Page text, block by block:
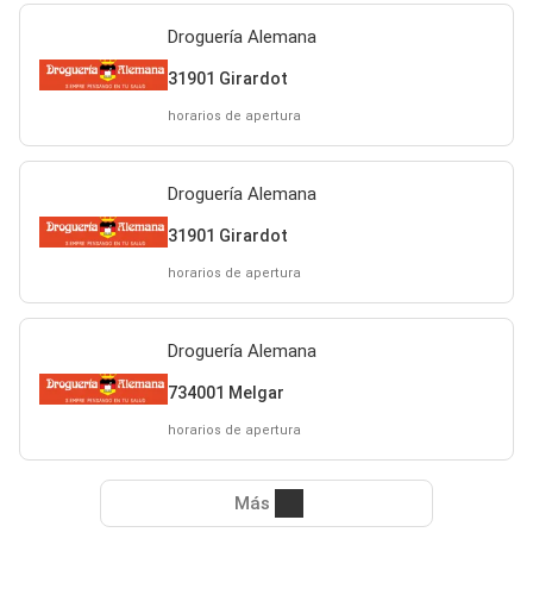
Droguería Alemana
31901 Girardot
horarios de apertura
Droguería Alemana
31901 Girardot
horarios de apertura
Droguería Alemana
734001 Melgar
horarios de apertura
Más